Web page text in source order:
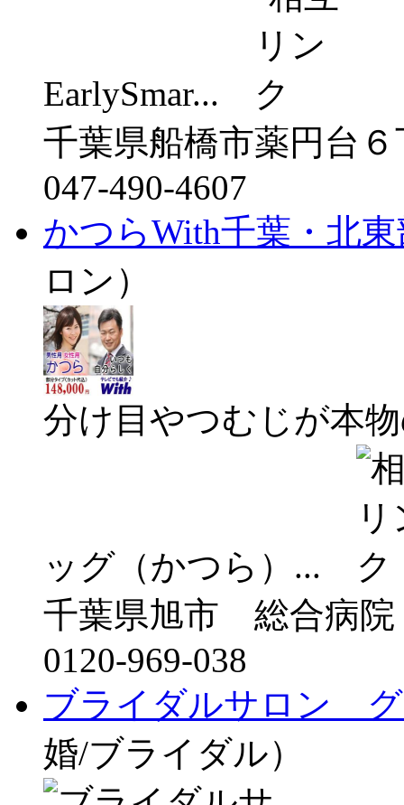
EarlySmar...
千葉県船橋市薬円台
047-490-4607
かつらWith千葉・北
ロン）
分け目やつむじが本
ッグ（かつら）...
千葉県旭市 総合病
0120-969-038
ブライダルサロン
婚/ブライダル）